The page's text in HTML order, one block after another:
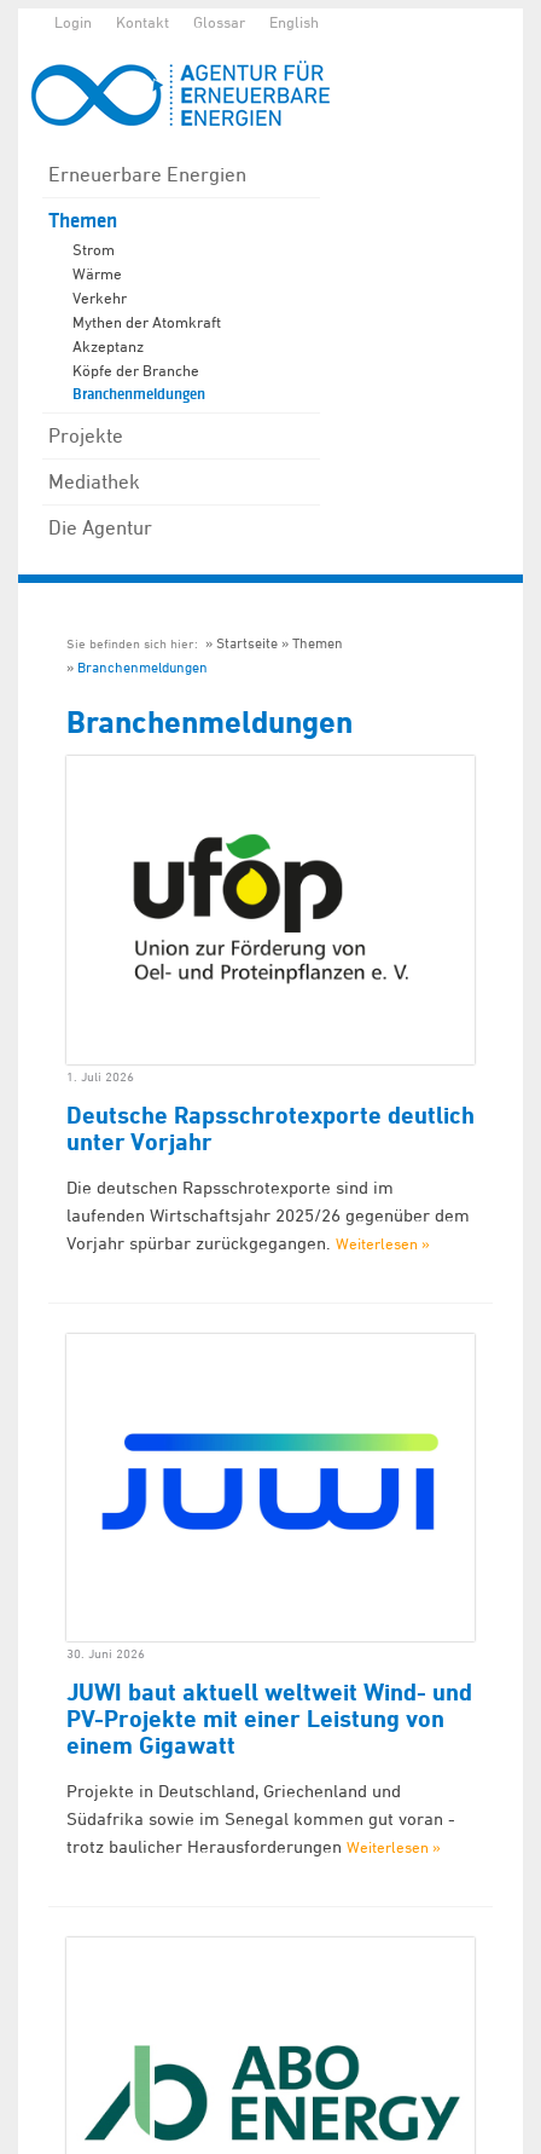
Login Kontakt Glossar English
Erneuerbare Energien
Themen
Strom
Wärme
Verkehr
Mythen der Atomkraft
Akzeptanz
Köpfe der Branche
Branchenmeldungen
Projekte
Mediathek
Die Agentur
Sie befinden sich hier: Startseite
Themen
Branchenmeldungen
Branchenmeldungen
1. Juli 2026
Deutsche Rapsschrotexporte deutlich
unter Vorjahr
Die deutschen Rapsschrotexporte sind im
laufenden Wirtschaftsjahr 2025/26 gegenüber dem
Vorjahr spürbar zurückgegangen. Weiterlesen »
30. Juni 2026
JUWI baut aktuell weltweit Wind- und
PV-Projekte mit einer Leistung von
einem Gigawatt
Projekte in Deutschland, Griechenland und
Südafrika sowie im Senegal kommen gut voran -
trotz baulicher Herausforderungen Weiterlesen »